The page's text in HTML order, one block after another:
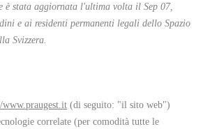
è stata aggiornata l'ultima volta il Sep 07,
e ai residenti permanenti legali dello Spazio
Svizzera.
www.praugest.it (di seguito: "il sito web")
correlate (per comodità tutte le